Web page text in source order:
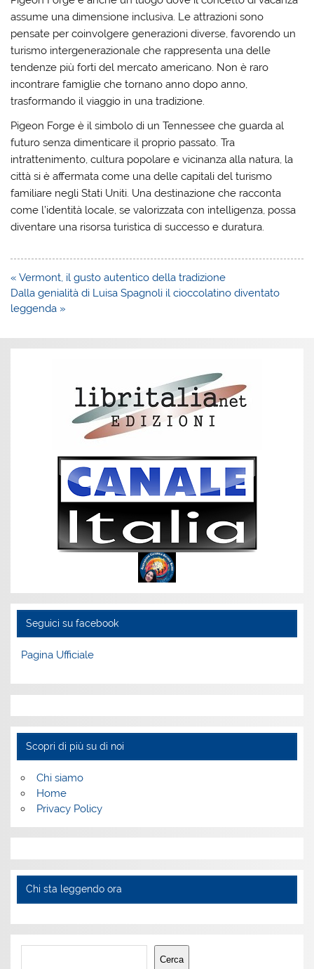
assume una dimensione inclusiva. Le attrazioni sono
pensate per coinvolgere generazioni diverse, favorendo un
turismo intergenerazionale che rappresenta una delle
tendenze più forti del mercato americano. Non è raro
incontrare famiglie che tornano anno dopo anno,
trasformando il viaggio in una tradizione.
Pigeon Forge è il simbolo di un Tennessee che guarda al
futuro senza dimenticare il proprio passato. Tra
intrattenimento, cultura popolare e vicinanza alla natura, la
città si è affermata come una delle capitali del turismo
familiare negli Stati Uniti. Una destinazione che racconta
come l’identità locale, se valorizzata con intelligenza, possa
diventare una risorsa turistica di successo e duratura.
Navigazione
articoli
« Vermont, il gusto autentico della tradizione
Dalla genialità di Luisa Spagnoli il cioccolatino diventato
leggenda »
Seguici su facebook
Pagina Ufficiale
Scopri di più su di noi
Chi siamo
Home
Privacy Policy
Chi sta leggendo ora
Cerca
Cerca